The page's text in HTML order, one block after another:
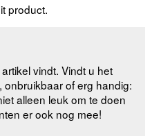
product.
vindt. Vindt u het
onbruikbaar of erg handig:
alleen leuk om te doen
er ook nog mee!